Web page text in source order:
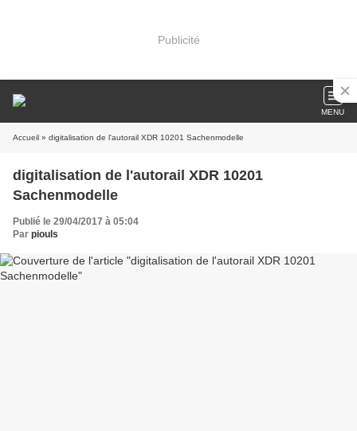
Publicité
MENU
Accueil » digitalisation de l'autorail XDR 10201 Sachenmodelle
digitalisation de l'autorail XDR 10201
Sachenmodelle
Publié le 29/04/2017 à 05:04
Par piouls